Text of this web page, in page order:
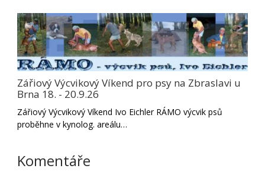
Zářiový Výcvikový Víkend pro psy na Zbraslavi u
Brna 18. - 20.9.26
Zářiový Výcvikový Víkend Ivo Eichler RÁMO výcvik psů
proběhne v kynolog. areálu…
Komentáře